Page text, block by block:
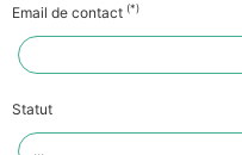
Email de contact (*)
Statut